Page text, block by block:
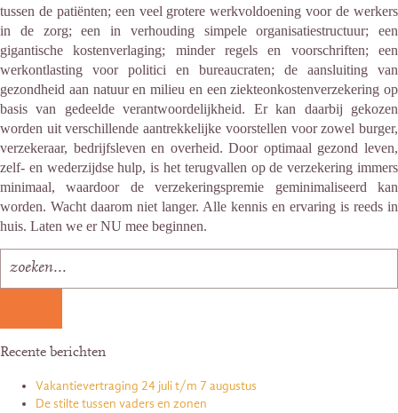
tussen de patiënten; een veel grotere werkvoldoening voor de werkers
in de zorg; een in verhouding simpele organisatiestructuur; een
gigantische kostenverlaging; minder regels en voorschriften; een
werkontlasting voor politici en bureaucraten; de aansluiting van
gezondheid aan natuur en milieu en een ziekteonkostenverzekering op
basis van gedeelde verantwoordelijkheid. Er kan daarbij gekozen
worden uit verschillende aantrekkelijke voorstellen voor zowel burger,
verzekeraar, bedrijfsleven en overheid. Door optimaal gezond leven,
zelf- en wederzijdse hulp, is het terugvallen op de verzekering immers
minimaal, waardoor de verzekeringspremie geminimaliseerd kan
worden. Wacht daarom niet langer. Alle kennis en ervaring is reeds in
huis. Laten we er NU mee beginnen.
Recente berichten
Vakantievertraging 24 juli t/m 7 augustus
De stilte tussen vaders en zonen